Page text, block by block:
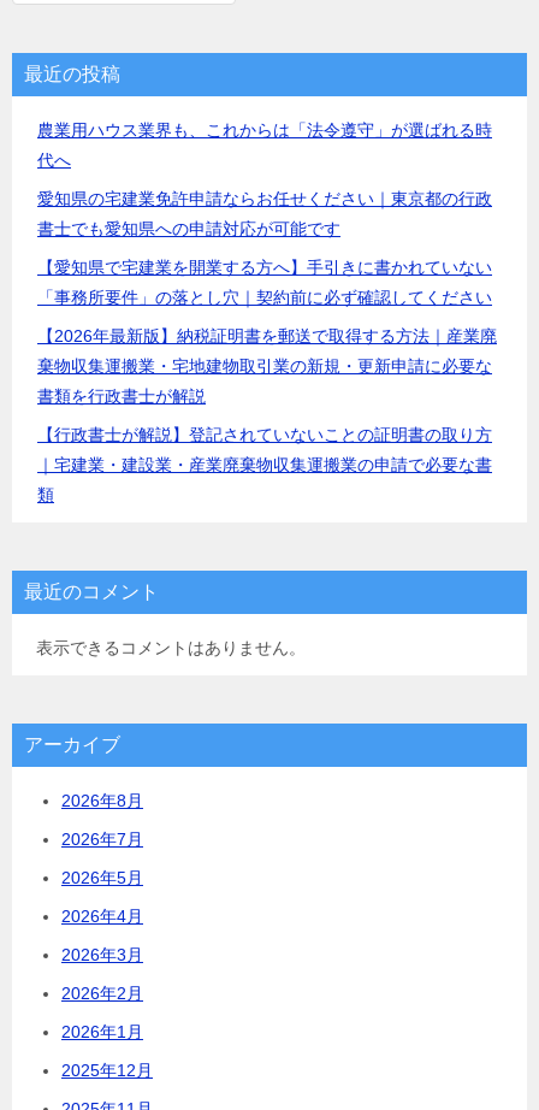
最近の投稿
農業用ハウス業界も、これからは「法令遵守」が選ばれる時
代へ
愛知県の宅建業免許申請ならお任せください｜東京都の行政
書士でも愛知県への申請対応が可能です
【愛知県で宅建業を開業する方へ】手引きに書かれていない
「事務所要件」の落とし穴｜契約前に必ず確認してください
【2026年最新版】納税証明書を郵送で取得する方法｜産業廃
棄物収集運搬業・宅地建物取引業の新規・更新申請に必要な
書類を行政書士が解説
【行政書士が解説】登記されていないことの証明書の取り方
｜宅建業・建設業・産業廃棄物収集運搬業の申請で必要な書
類
最近のコメント
表示できるコメントはありません。
アーカイブ
2026年8月
2026年7月
2026年5月
2026年4月
2026年3月
2026年2月
2026年1月
2025年12月